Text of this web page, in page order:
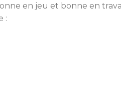
en jeu et bonne en
: